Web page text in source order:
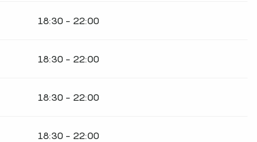
18:30 - 22:00
18:30 - 22:00
18:30 - 22:00
18:30 - 22:00